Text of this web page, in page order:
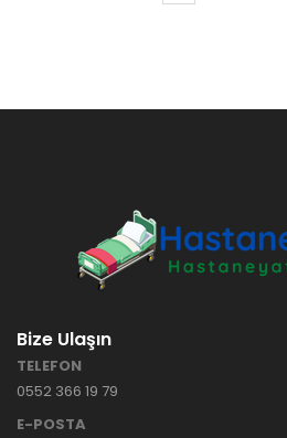
Bize Ulaşın
TELEFON
0552 366 19 79
E-POSTA